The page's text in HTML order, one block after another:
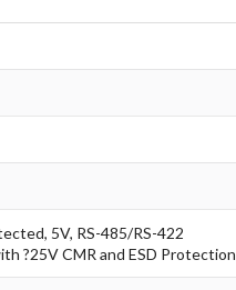
5V, RS-485/RS-422
?25V CMR and ESD Protection